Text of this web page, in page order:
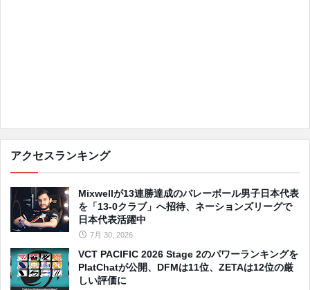
アクセスランキング
Mixwellが13連勝達成のバレーボール男子日本代表
を「13-0クラブ」へ招待、ネーションズリーグで
日本代表活躍中
7月 30, 2026
VCT PACIFIC 2026 Stage 2のパワーランキングを
PlatChatが公開、DFMは11位、ZETAは12位の厳
しい評価に